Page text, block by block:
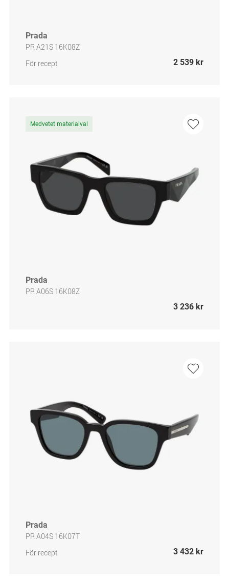
Prada
PR A21S 16K08Z
För recept
2 539 kr
Medvetet materialval
Prada
PR A06S 16K08Z
3 236 kr
Prada
PR A04S 16K07T
För recept
3 432 kr